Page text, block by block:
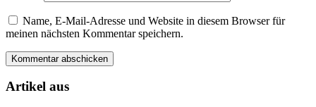
Name, E-Mail-Adresse und Website in diesem Browser für
meinen nächsten Kommentar speichern.
Artikel aus